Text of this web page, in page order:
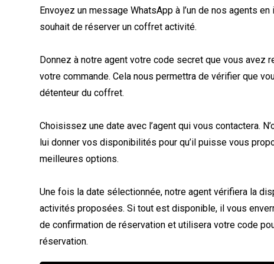
Envoyez un message WhatsApp à l’un de nos agents
souhait de réserver un coffret activité.
Donnez à notre agent votre code secret que vous avez
votre commande. Cela nous permettra de vérifier que
détenteur du coffret.
Choisissez une date avec l’agent qui vous contactera.
lui donner vos disponibilités pour qu’il puisse vous
meilleures options.
Une fois la date sélectionnée, notre agent vérifiera la
activités proposées. Si tout est disponible, il vous
de confirmation de réservation et utilisera votre code
réservation.